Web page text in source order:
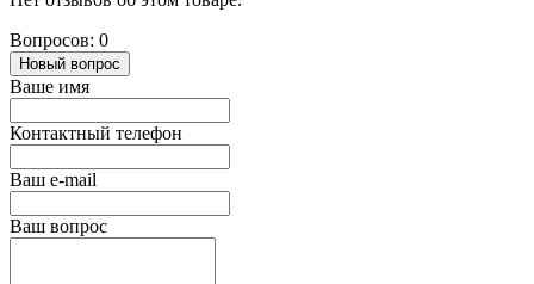
Вопросов: 0
Новый вопрос
Ваше имя
Контактный телефон
Ваш e-mail
Ваш вопрос